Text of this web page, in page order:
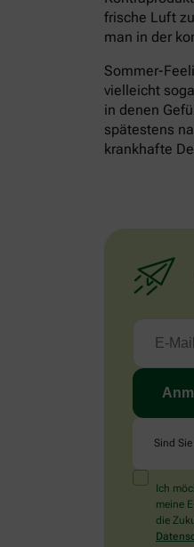
frische Luft
man in der
Sommer-
vielleicht
in denen
spätestens
krankhafte
Sind
Ich
meine
die